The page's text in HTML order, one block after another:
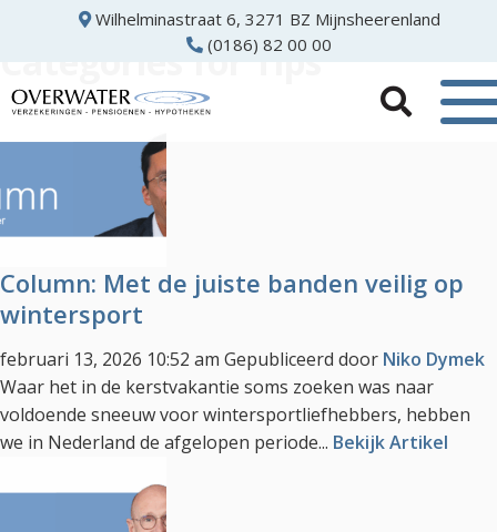
Wilhelminastraat 6, 3271 BZ Mijnsheerenland
(0186) 82 00 00
Categories for Tips
Column: Met de juiste banden veilig op
wintersport
februari 13, 2026 10:52 am Gepubliceerd door Niko Dymek
Waar het in de kerstvakantie soms zoeken was naar
voldoende sneeuw voor wintersportliefhebbers, hebben
we in Nederland de afgelopen periode... Bekijk Artikel